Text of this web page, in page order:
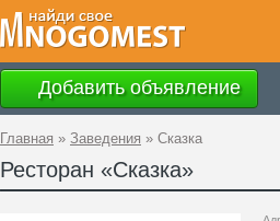
Добавить объявление
Главная » Заведения » Сказка
Ресторан «Сказка»